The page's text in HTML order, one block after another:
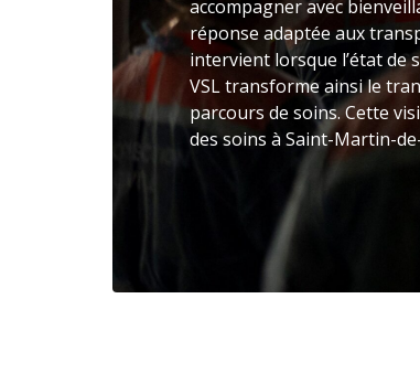
accompagner avec
réponse adaptée aux
intervient lorsque l’état de
VSL transforme ainsi le
parcours de soins. Cette
des soins à Saint-Martin-